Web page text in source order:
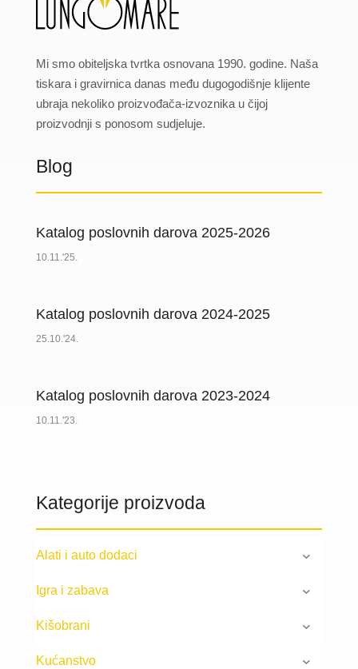
Mi smo obiteljska tvrtka osnovana 1990. godine. Naša
tiskara i gravirnica danas među dugogodišnje klijente
ubraja nekoliko proizvođača-izvoznika u čijoj
proizvodnji s ponosom sudjeluje.
Blog
Katalog poslovnih darova 2025-2026
10.11.'25.
Katalog poslovnih darova 2024-2025
25.10.'24.
Katalog poslovnih darova 2023-2024
10.11.'23.
Kategorije proizvoda
Alati i auto dodaci
Igra i zabava
Kišobrani
Kućanstvo